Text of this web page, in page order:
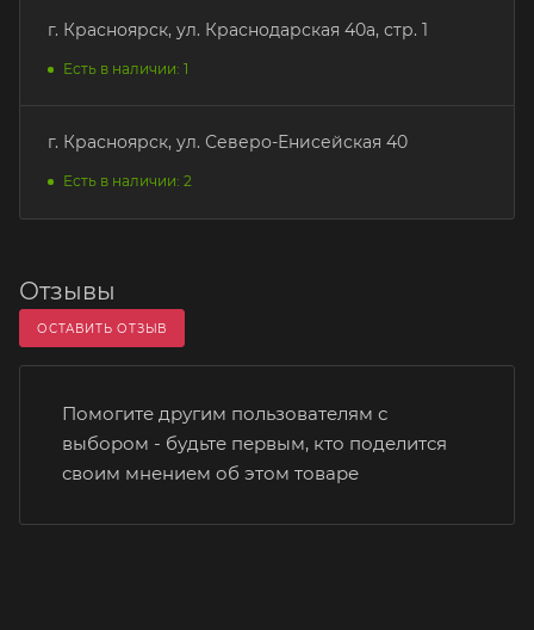
г. Красноярск, ул. Краснодарская 40а, стр. 1
Есть в наличии: 1
г. Красноярск, ул. Северо-Енисейская 40
Есть в наличии: 2
Отзывы
ОСТАВИТЬ ОТЗЫВ
Помогите другим пользователям с
выбором - будьте первым, кто поделится
своим мнением об этом товаре